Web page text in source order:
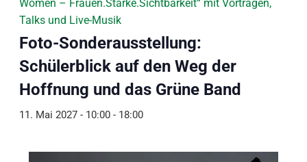
Women – Frauen.Stärke.Sichtbarkeit“ mit Vorträgen,
Talks und Live-Musik
Foto-Sonderausstellung:
Schülerblick auf den Weg der
Hoffnung und das Grüne Band
11. Mai 2027 - 10:00- 18:00